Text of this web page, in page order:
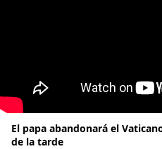
El papa abandonará el
de la tarde